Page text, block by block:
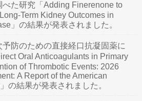
た研究「Adding Finerenone to
Term Kidney Outcomes in
」の結果が発表されました。
防のための直接経口抗凝固薬に
Oral Anticoagulants in Primary
of Thrombotic Events: 2026
A Report of the American
の結果が発表されました。